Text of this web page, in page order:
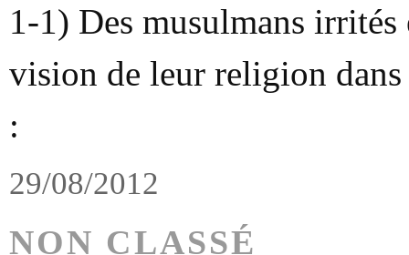
1-1) Des musulmans irrités
vision de leur religion dans
:
29/08/2012
NON CLASSÉ